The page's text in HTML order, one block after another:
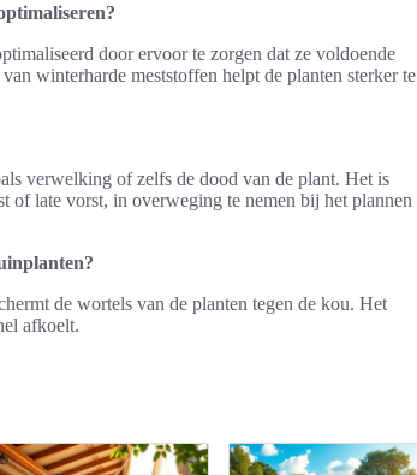
door ervoor te zorgen dat ze voldoende
winterharde meststoffen helpt de planten sterker te
verwelking of zelfs de dood van de plant. Het is
of late vorst, in overweging te nemen bij het plannen
de wortels van de planten tegen de kou. Het
afkoelt.